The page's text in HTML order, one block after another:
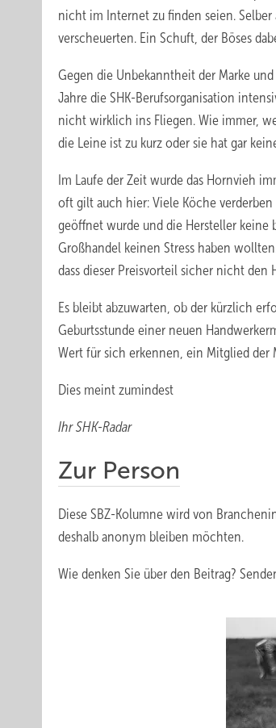
nicht im Internet zu finden seien.
verscheuerten. Ein Schuft, der Böses
Gegen die Unbekanntheit der Marke
Jahre die SHK-Berufsorganisation
nicht wirklich ins Fliegen. Wie immer,
die Leine ist zu kurz oder sie hat gar
Im Laufe der Zeit wurde das Hornvieh
oft gilt auch hier: Viele Köche
geöffnet wurde und die Hersteller keine
Großhandel keinen Stress haben
dass dieser Preisvorteil sicher nicht
Es bleibt abzuwarten, ob der kürzlich
Geburtsstunde einer neuen
Wert für sich erkennen, ein Mitglied der
Dies meint zumindest
Ihr SHK-Radar
Zur Person
Diese SBZ-Kolumne wird von
deshalb anonym bleiben möchten.
Wie denken Sie über den Beitrag?